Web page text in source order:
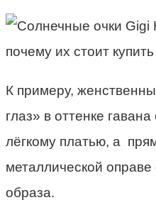
К примеру,
глаз» в оттенке
лёгкому платью, а
металлической
образа.